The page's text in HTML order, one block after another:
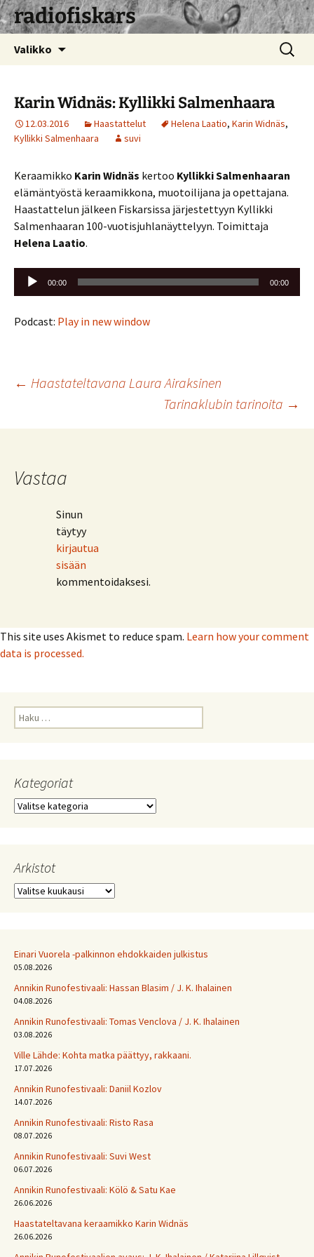
radiofiskars
Valikko Haku:
Karin Widnäs: Kyllikki Salmenhaara
12.03.2016 Haastattelut Helena Laatio, Karin Widnäs,
Kyllikki Salmenhaara
suvi
Keraamikko Karin Widnäs kertoo Kyllikki Salmenhaaran
elämäntyöstä keraamikkona, muotoilijana ja opettajana.
Haastattelun jälkeen Fiskarsissa järjestettyyn Kyllikki
Salmenhaaran 100-vuotisjuhlanäyttelyyn. Toimittaja
Helena Laatio.
Äänitoistin
00:00 00:00
Podcast: Play in new window
Artikkelien
← Haastateltavana Laura Airaksinen
Tarinaklubin tarinoita →
Vastaa
Sinun
täytyy
kirjautua
sisään
kommentoidaksesi.
This site uses Akismet to reduce spam. Learn how your comment
data is processed.
Haku:
Kategoriat
Kategoriat
Arkistot
Arkistot
Einari Vuorela -palkinnon ehdokkaiden julkistus
05.08.2026
Annikin Runofestivaali: Has­san Bla­sim / J. K. Ihalainen
04.08.2026
Annikin Runofestivaali: Tomas Venclova / J. K. Ihalainen
03.08.2026
Ville Lähde: Kohta matka päättyy, rakkaani.
17.07.2026
Annikin Runofestivaali: Daniil Kozlov
14.07.2026
Annikin Runofestivaali: Risto Rasa
08.07.2026
Annikin Runofestivaali: Suvi West
06.07.2026
Annikin Runofestivaali: Kölö & Satu Kae
26.06.2026
Haastateltavana keraamikko Karin Widnäs
26.06.2026